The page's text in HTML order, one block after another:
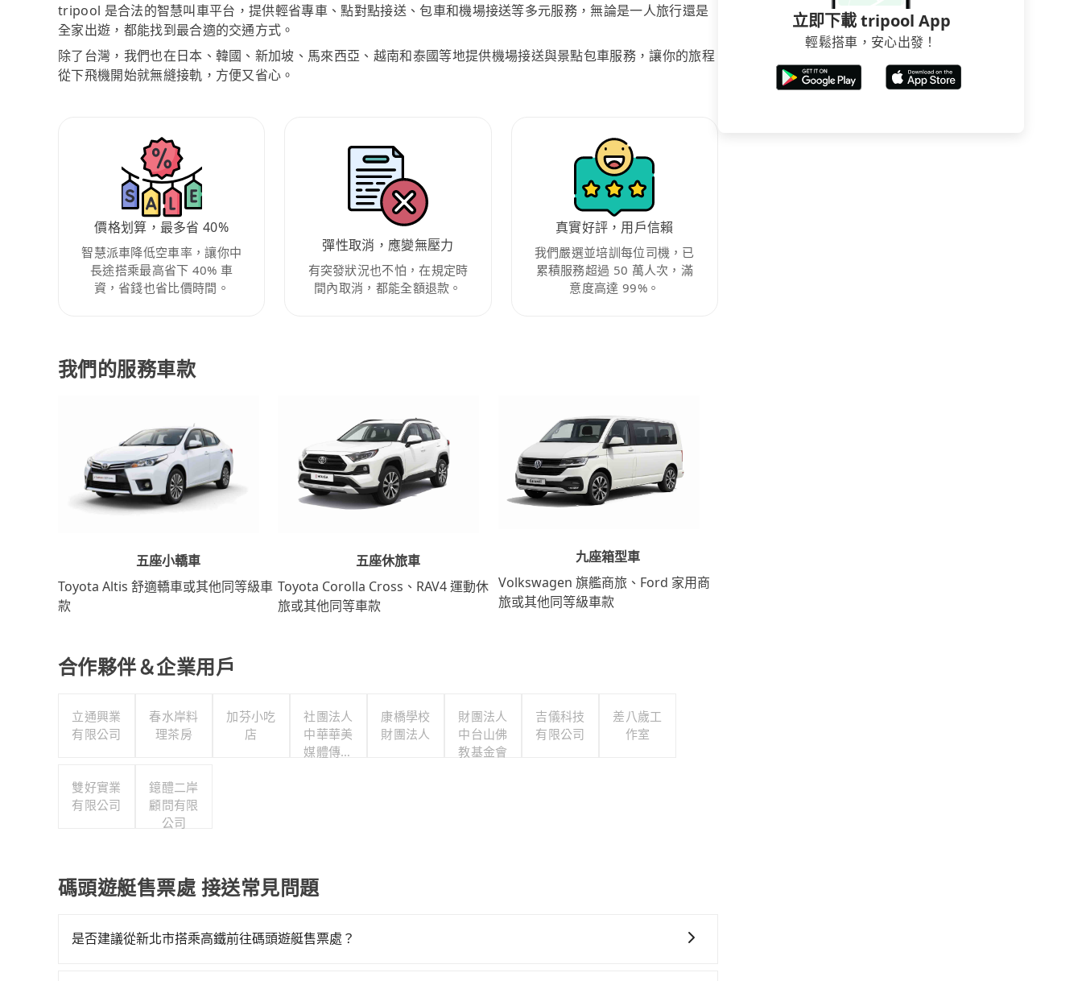
tripool 是合法的智慧叫車平台，提供輕省專車、點對點接送、包車和機場接送等多元服務，無論是一人旅行還是
全家出遊，都能找到最合適的交通方式。
除了台灣，我們也在日本、韓國、新加坡、馬來西亞、越南和泰國等地提供機場接送與景點包車服務，讓你的旅程
從下飛機開始就無縫接軌，方便又省心。
價格划算，最多省 40%
智慧派車降低空車率，讓你中
長途搭乘最高省下 40% 車
資，省錢也省比價時間。
彈性取消，應變無壓力
有突發狀況也不怕，在規定時
間內取消，都能全額退款。
真實好評，用戶信賴
我們嚴選並培訓每位司機，已
累積服務超過 50 萬人次，滿
意度高達 99%。
我們的服務車款
五座小轎車
Toyota Altis 舒適轎車或其他同等級車
款
五座休旅車
Toyota Corolla Cross、RAV4 運動休
旅或其他同等車款
九座箱型車
Volkswagen 旗艦商旅、Ford 家用商
旅或其他同等級車款
合作夥伴＆企業用戶
立通興業
有限公司
春水岸料
理茶房
加芬小吃
店
社團法人
中華華美
媒體傳播
康橋學校
財團法人
財團法人
中台山佛
教基金會
吉儀科技
有限公司
差八歲工
作室
雙好實業
有限公司
鐿醴二岸
顧問有限
公司
碼頭遊艇售票處 接送常見問題
是否建議從新北市搭乘高鐵前往碼頭遊艇售票處？
立即下載 tripool App
輕鬆搭車，安心出發！